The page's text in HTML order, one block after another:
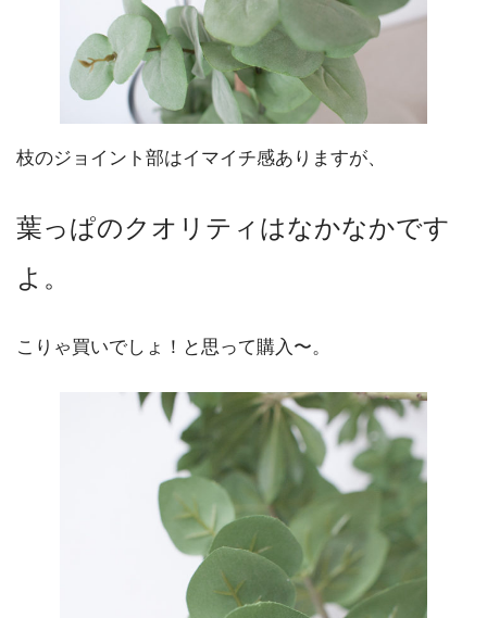
枝のジョイント部はイマイチ感ありますが、
葉っぱのクオリティはなかなかです
よ。
こりゃ買いでしょ！と思って購入〜。